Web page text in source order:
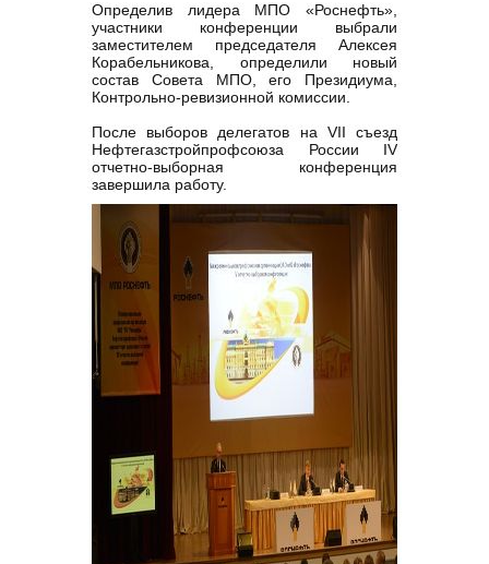
Определив лидера МПО «Роснефть»,
участники конференции выбрали
заместителем председателя Алексея
Корабельникова, определили новый
состав Совета МПО, его Президиума,
Контрольно-ревизионной комиссии.
После выборов делегатов на VII съезд
Нефтегазстройпрофсоюза России IV
отчетно-выборная конференция
завершила работу.